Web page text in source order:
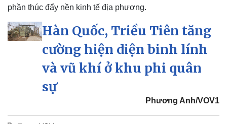
phần thúc đẩy nền kinh tế địa phương.
Hàn Quốc, Triều Tiên tăng
cường hiện diện binh lính
và vũ khí ở khu phi quân
sự
Phương Anh/VOV1